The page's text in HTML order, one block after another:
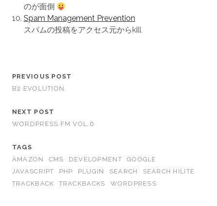
のが面倒
Spam Management Prevention
スパムの投稿をアクセス元からkill
PREVIOUS POST
B2 EVOLUTION
NEXT POST
WORDPRESS.FM VOL.6
TAGS
AMAZON
CMS DEVELOPMENT
GOOGLE
JAVASCRIPT
PHP PLUGIN SEARCH
SEARCH HILITE
TRACKBACK
TRACKBACKS WORDPRESS